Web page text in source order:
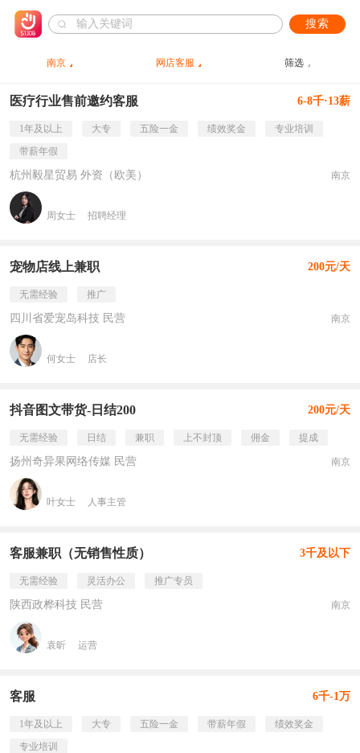
搜索
南京 网店客服 筛选
医疗行业售前邀约客服 6-8千·13薪
1年及以上 大专 五险一金 绩效奖金
专业培训
带薪年假
杭州毅星贸易 外资（欧美） 南京
周女士 招聘经理
宠物店线上兼职 200元/天
无需经验 推广
四川省爱宠岛科技 民营 南京
何女士 店长
抖音图文带货-日结200 200元/天
无需经验 日结 兼职 上不封顶 佣金 提成
扬州奇异果网络传媒 民营 南京
叶女士 人事主管
客服兼职（无销售性质） 3千及以下
无需经验 灵活办公 推广专员
陕西政桦科技 民营 南京
袁昕 运营
客服 6千-1万
1年及以上 大专 五险一金 带薪年假
绩效奖金
专业培训